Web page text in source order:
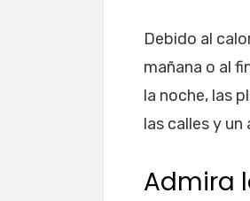
Debido al
mañana o al
la noche, las
las calles y
Admira